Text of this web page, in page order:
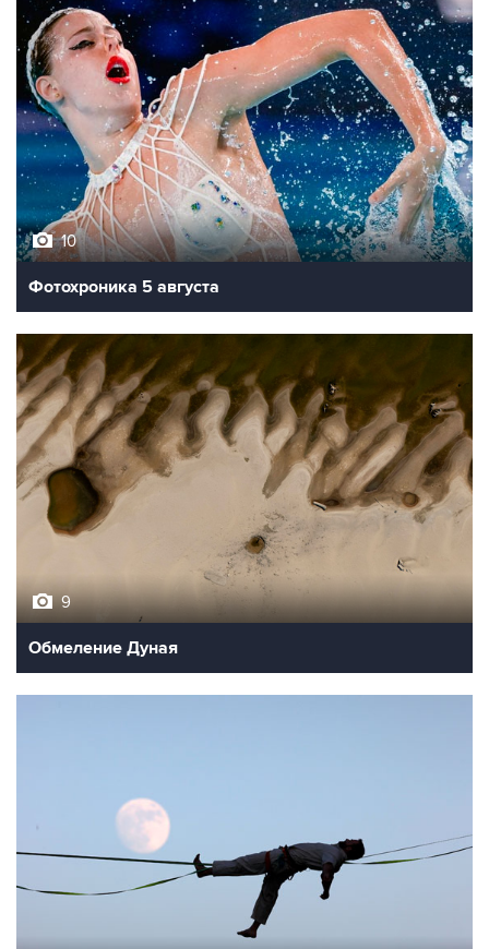
10
Фотохроника 5 августа
9
Обмеление Дуная